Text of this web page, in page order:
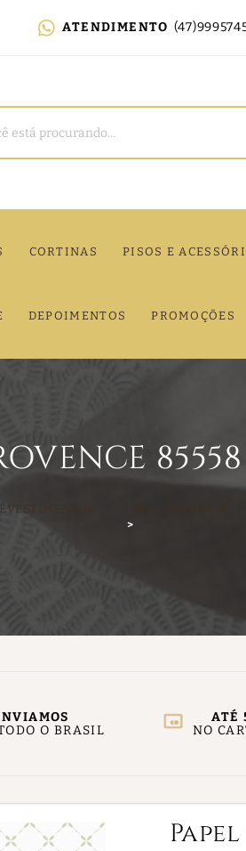
ATENDIMENTO
CORTINAS PISOS E
DEPOIMENTOS PROMOÇÕES
85558
O BRASIL
ATÉ
NO
Papel